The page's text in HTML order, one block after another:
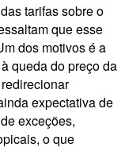
tarifas sobre o
que esse
dos motivos é a
queda do preço da
expectativa de
exceções,
o que